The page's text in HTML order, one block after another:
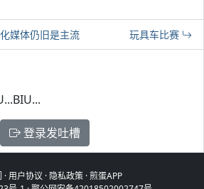
媒体仍旧是主流 玩具车比赛
登录发吐槽
·用户协议 · 隐私政策·煎蛋APP